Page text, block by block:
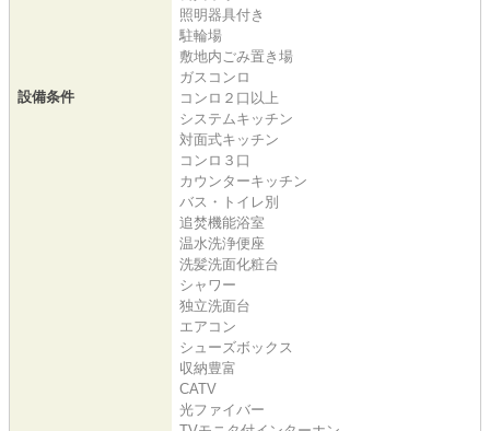
設備条件
照明器具付き
駐輪場
敷地内ごみ置き場
ガスコンロ
コンロ２口以上
システムキッチン
対面式キッチン
コンロ３口
カウンターキッチン
バス・トイレ別
追焚機能浴室
温水洗浄便座
洗髪洗面化粧台
シャワー
独立洗面台
エアコン
シューズボックス
収納豊富
CATV
光ファイバー